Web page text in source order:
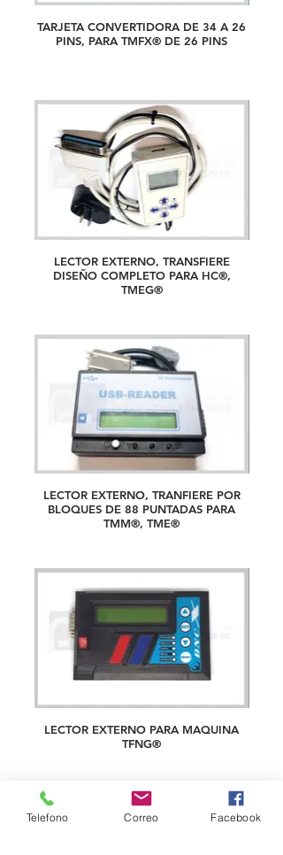
TARJETA CONVERTIDORA DE 34 A 26
PINS, PARA TMFX® DE 26 PINS
LECTOR EXTERNO, TRANSFIERE
DISEÑO COMPLETO PARA HC®,
TMEG®
LECTOR EXTERNO, TRANFIERE POR
BLOQUES DE 88 PUNTADAS PARA
TMM®, TME®
LECTOR EXTERNO PARA MAQUINA
TFNG®
Telefono Correo Facebook